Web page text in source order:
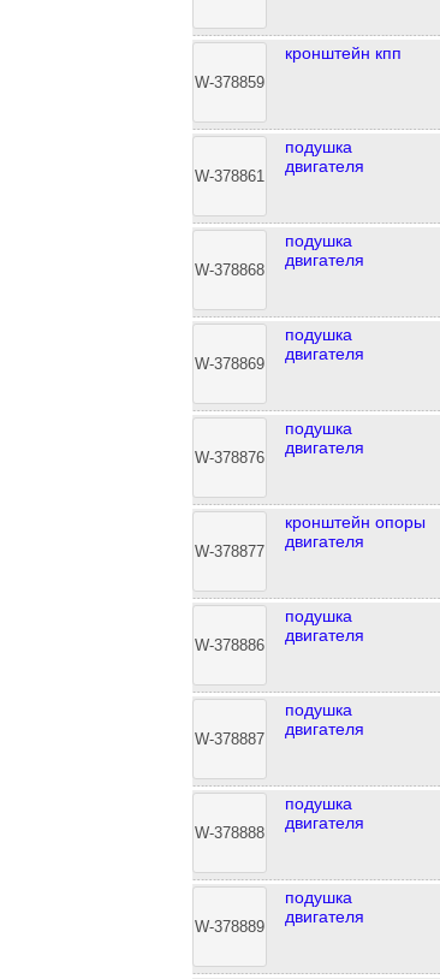
W-378859
кронштейн кпп
W-378861
подушка
двигателя
W-378868
подушка
двигателя
W-378869
подушка
двигателя
W-378876
подушка
двигателя
W-378877
кронштейн опоры
двигателя
W-378886
подушка
двигателя
W-378887
подушка
двигателя
W-378888
подушка
двигателя
W-378889
подушка
двигателя